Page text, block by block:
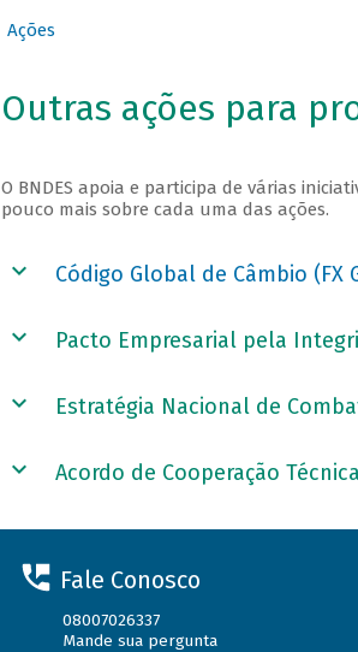
Ações
Outras ações para
O BNDES apoia e participa de várias
pouco mais sobre cada uma das ações.
Código Global de Câmbio (FX
Pacto Empresarial pela
Estratégia Nacional de
Acordo de Cooperação
Fale Conosco
08007026337
Mande sua pergunta